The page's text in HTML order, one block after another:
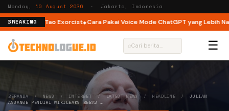
Monday, 10 August 2026 · Jakarta, Indonesia
BREAKINGThe Tao Exorcist Cara Pakai Voice Mode ChatGPT yang Lebih
⌕ ☰
BERANDA/ NEWS / INTERNET /LATEST NEWS /HEADLINE /JULIAN
ASSANGE PENDIRI WIKILEAKS BEBAS …